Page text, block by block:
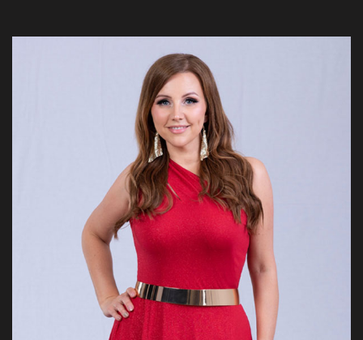
Andreja Črešnar
Pungaršek
vokal
Betton with her grace valley likeness life midst good.